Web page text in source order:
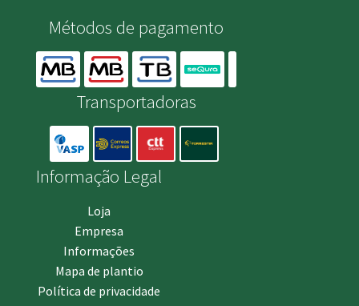
Métodos de pagamento
Transportadoras
Informação Legal
Loja
Empresa
Informações
Mapa de plantio
Política de privacidade